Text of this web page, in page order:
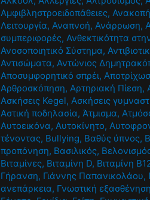
Αμφιβληστροειδοπάθειες, Ανακοπή
Λειτουργία, Αναπνοή, Ανάρρωση,
συμπεριφορές, Ανθεκτικότητα
Ανοσοποιητικό Σύστημα,
Αντισώματα, Αντώνιος
Αποσυμφορητικό σπρέι,
Αρθροσκόπηση, Αρτηριακή Πίεση,
Ασκήσεις Kegel, Ασκήσεις
Αστική ποδηλασία, Άτμισμα,
Αυτοεικόνα, Αυτοκίνητο,
τένοντας, Βullying, Βαθύς ύπνος,
προπόνηση, Βασιλικός,
Βιταμίνες, Βιταμίνη D, Βιταμίνη
Γήρανση, Γιάννης Παπανικολάου,
ανεπάρκεια, Γνωστική εξασθένηση